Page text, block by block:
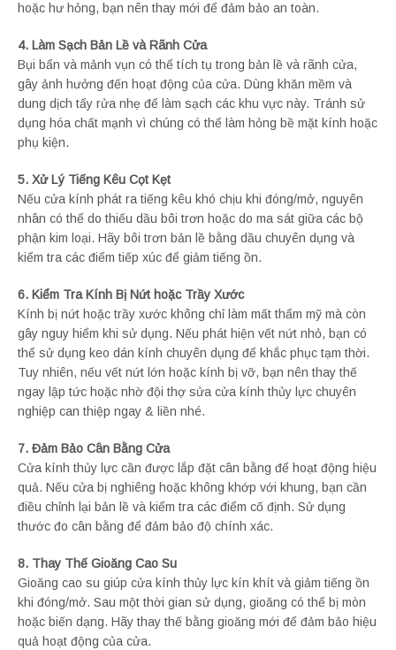
hoặc hư hỏng, bạn nên thay mới để đảm bảo an toàn.
4. Làm Sạch Bản Lề và Rãnh Cửa
Bụi bẩn và mảnh vụn có thể tích tụ trong bản lề và rãnh cửa,
gây ảnh hưởng đến hoạt động của cửa. Dùng khăn mềm và
dung dịch tẩy rửa nhẹ để làm sạch các khu vực này. Tránh sử
dụng hóa chất mạnh vì chúng có thể làm hỏng bề mặt kính hoặc
phụ kiện.
5. Xử Lý Tiếng Kêu Cọt Kẹt
Nếu cửa kính phát ra tiếng kêu khó chịu khi đóng/mở, nguyên
nhân có thể do thiếu dầu bôi trơn hoặc do ma sát giữa các bộ
phận kim loại. Hãy bôi trơn bản lề bằng dầu chuyên dụng và
kiểm tra các điểm tiếp xúc để giảm tiếng ồn.
6. Kiểm Tra Kính Bị Nứt hoặc Trầy Xước
Kính bị nứt hoặc trầy xước không chỉ làm mất thẩm mỹ mà còn
gây nguy hiểm khi sử dụng. Nếu phát hiện vết nứt nhỏ, bạn có
thể sử dụng keo dán kính chuyên dụng để khắc phục tạm thời.
Tuy nhiên, nếu vết nứt lớn hoặc kính bị vỡ, bạn nên thay thế
ngay lập tức hoặc nhờ đội thợ sửa cửa kính thủy lực chuyên
nghiệp can thiệp ngay & liền nhé.
7. Đảm Bảo Cân Bằng Cửa
Cửa kính thủy lực cần được lắp đặt cân bằng để hoạt động hiệu
quả. Nếu cửa bị nghiêng hoặc không khớp với khung, bạn cần
điều chỉnh lại bản lề và kiểm tra các điểm cố định. Sử dụng
thước đo cân bằng để đảm bảo độ chính xác.
8. Thay Thế Gioăng Cao Su
Gioăng cao su giúp cửa kính thủy lực kín khít và giảm tiếng ồn
khi đóng/mở. Sau một thời gian sử dụng, gioăng có thể bị mòn
hoặc biến dạng. Hãy thay thế bằng gioăng mới để đảm bảo hiệu
quả hoạt động của cửa.